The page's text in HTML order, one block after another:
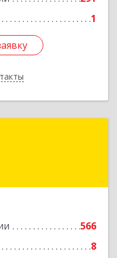
1
566
8
г, Путина пр-